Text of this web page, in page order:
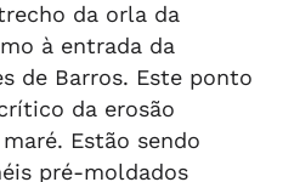
da orla da
à entrada da
de Barros. Este ponto
da erosão
Estão sendo
pré-moldados